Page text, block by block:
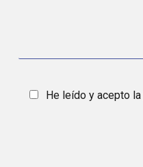
He leído y acepto la